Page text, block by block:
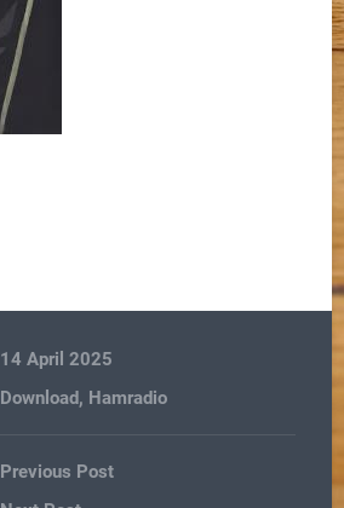
14 April 2025
Download, Hamradio
Previous Post